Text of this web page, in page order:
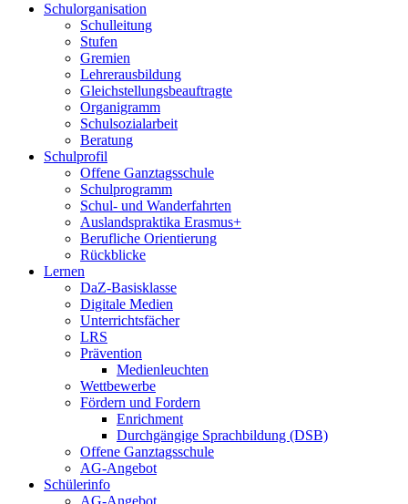
Schulorganisation
Schulleitung
Stufen
Gremien
Lehrerausbildung
Gleichstellungsbeauftragte
Organigramm
Schulsozialarbeit
Beratung
Schulprofil
Offene Ganztagsschule
Schulprogramm
Schul- und Wanderfahrten
Auslandspraktika Erasmus+
Berufliche Orientierung
Rückblicke
Lernen
DaZ-Basisklasse
Digitale Medien
Unterrichtsfächer
LRS
Prävention
Medienleuchten
Wettbewerbe
Fördern und Fordern
Enrichment
Durchgängige Sprachbildung (DSB)
Offene Ganztagsschule
AG-Angebot
Schülerinfo
AG-Angebot